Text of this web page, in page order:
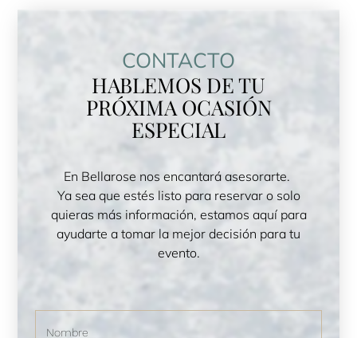
CONTACTO
HABLEMOS DE TU
PRÓXIMA OCASIÓN
ESPECIAL
En Bellarose nos encantará asesorarte.
Ya sea que estés listo para reservar o solo
quieras más información, estamos aquí para
ayudarte a tomar la mejor decisión para tu
evento.